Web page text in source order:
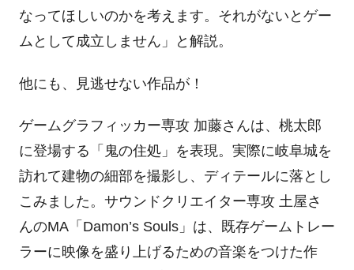
なってほしいのかを考えます。それがないとゲー
ムとして成立しません」と解説。
他にも、見逃せない作品が！
ゲームグラフィッカー専攻 加藤さんは、桃太郎
に登場する「鬼の住処」を表現。実際に岐阜城を
訪れて建物の細部を撮影し、ディテールに落とし
こみました。サウンドクリエイター専攻 土屋さ
んのMA「 Damon’s Souls」は、既存ゲームトレー
ラーに映像を盛り上げるための音楽をつけた作